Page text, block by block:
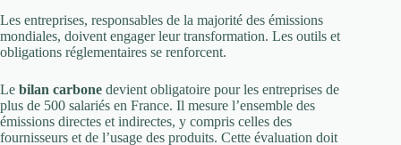
Les entreprises, responsables de la majorité des émissions
mondiales, doivent engager leur transformation. Les outils et
obligations réglementaires se renforcent.
Le bilan carbone devient obligatoire pour les entreprises de
plus de 500 salariés en France. Il mesure l’ensemble des
émissions directes et indirectes, y compris celles des
fournisseurs et de l’usage des produits. Cette évaluation doit